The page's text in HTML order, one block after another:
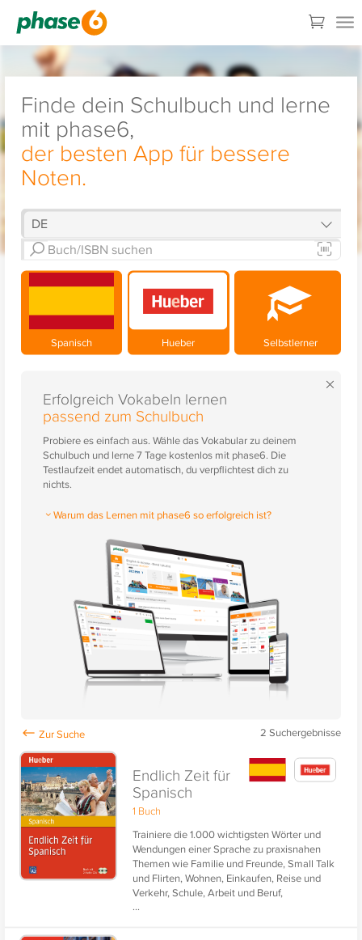
Finde dein Schulbuch und lerne
mit phase6,
der besten App für bessere
Noten.
Spanisch Hueber Selbstlerner
×
Erfolgreich Vokabeln lernen
passend zum Schulbuch
Probiere es einfach aus. Wähle das Vokabular zu deinem
Schulbuch und lerne 7 Tage kostenlos mit phase6. Die
Testlaufzeit endet automatisch, du verpflichtest dich zu
nichts.
Warum das Lernen mit phase6 so erfolgreich ist?
2 Suchergebnisse
Endlich Zeit für
Spanisch
1 Buch
Trainiere die 1.000 wichtigsten Wörter und
Wendungen einer Sprache zu praxisnahen
Themen wie Familie und Freunde, Small Talk
und Flirten, Wohnen, Einkaufen, Reise und
Verkehr, Schule, Arbeit und Beruf,
Kommunikation, Gesundheit, Freizeit und
...